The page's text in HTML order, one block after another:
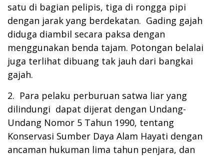
satu di bagian pelipis, tiga di rongga pipi
dengan jarak yang berdekatan. Gading gajah
diduga diambil secara paksa dengan
menggunakan benda tajam. Potongan belalai
juga terlihat dibuang tak jauh dari bangkai
gajah.
2. Para pelaku perburuan satwa liar yang
dilindungi dapat dijerat dengan Undang-
Undang Nomor 5 Tahun 1990, tentang
Konservasi Sumber Daya Alam Hayati dengan
ancaman hukuman lima tahun penjara, dan